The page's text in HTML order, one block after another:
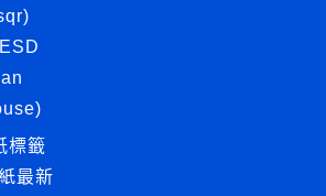
標籤
最新